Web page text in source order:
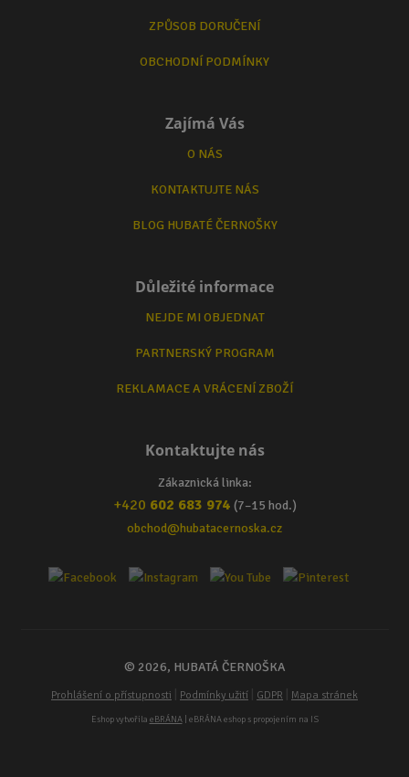
ZPŮSOB DORUČENÍ
OBCHODNÍ PODMÍNKY
Zajímá Vás
O NÁS
KONTAKTUJTE NÁS
BLOG HUBATÉ ČERNOŠKY
Důležité informace
NEJDE MI OBJEDNAT
PARTNERSKÝ PROGRAM
REKLAMACE A VRÁCENÍ ZBOŽÍ
Kontaktujte nás
Zákaznická linka:
+420 602 683 974 (7–15 hod.)
obchod@hubatacernoska.cz
© 2026, HUBATÁ ČERNOŠKA
Prohlášení o přístupnosti Podmínky užití GDPR Mapa stránek
Eshop vytvořila eBRÁNA| eBRÁNA eshop s propojením na IS